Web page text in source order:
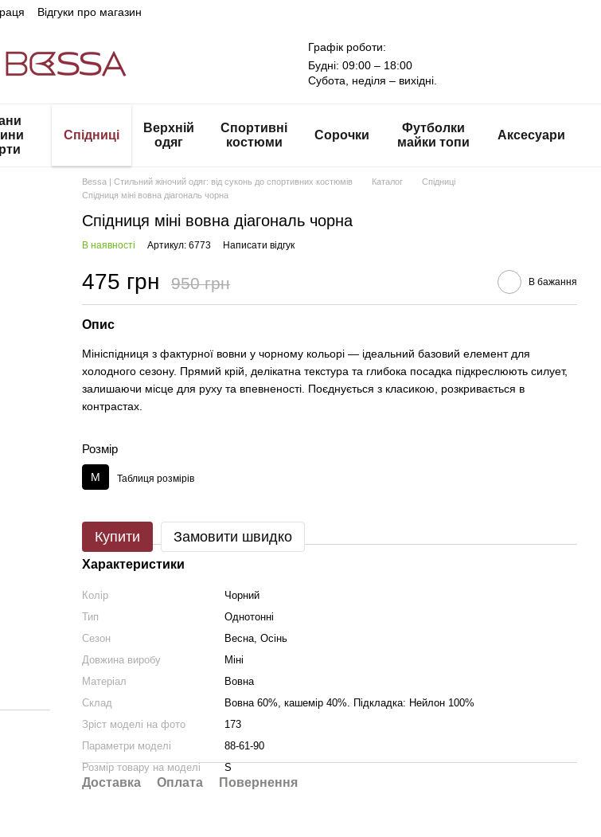
Відгуки про магазин
Графік роботи:
Будні: 09:00 – 18:00
Субота, неділя – вихідні.
Спідниці
Верхній
одяг
Спортивні
костюми
Сорочки
Футболки
майки топи
Аксесуари
Bessa | Стильний жіночий одяг: від суконь до спортивних костюмів Каталог
Спідниці
Спідниця міні вовна діагональ чорна
Спідниця міні вовна діагональ чорна
В наявності Артикул: 6773 Написати відгук
475 грн 950 грн В бажання
Опис
Мініспідниця з фактурної вовни у чорному кольорі — ідеальний базовий елемент для
холодного сезону. Прямий крій, делікатна текстура та глибока посадка підкреслюють силует,
залишаючи місце для руху та впевненості. Поєднується з класикою, розкривається в
контрастах.
Розмір
M Таблиця розмірів
Купити Замовити швидко
Характеристики
Колір
Чорний
Тип
Однотонні
Сезон
Весна, Осінь
Довжина виробу
Міні
Матеріал
Вовна
Склад
Вовна 60%, кашемір 40%. Підкладка: Нейлон 100%
Зріст моделі на фото
173
Параметри моделі
88-61-90
Розмір товару на моделі
S
Доставка Оплата Повернення